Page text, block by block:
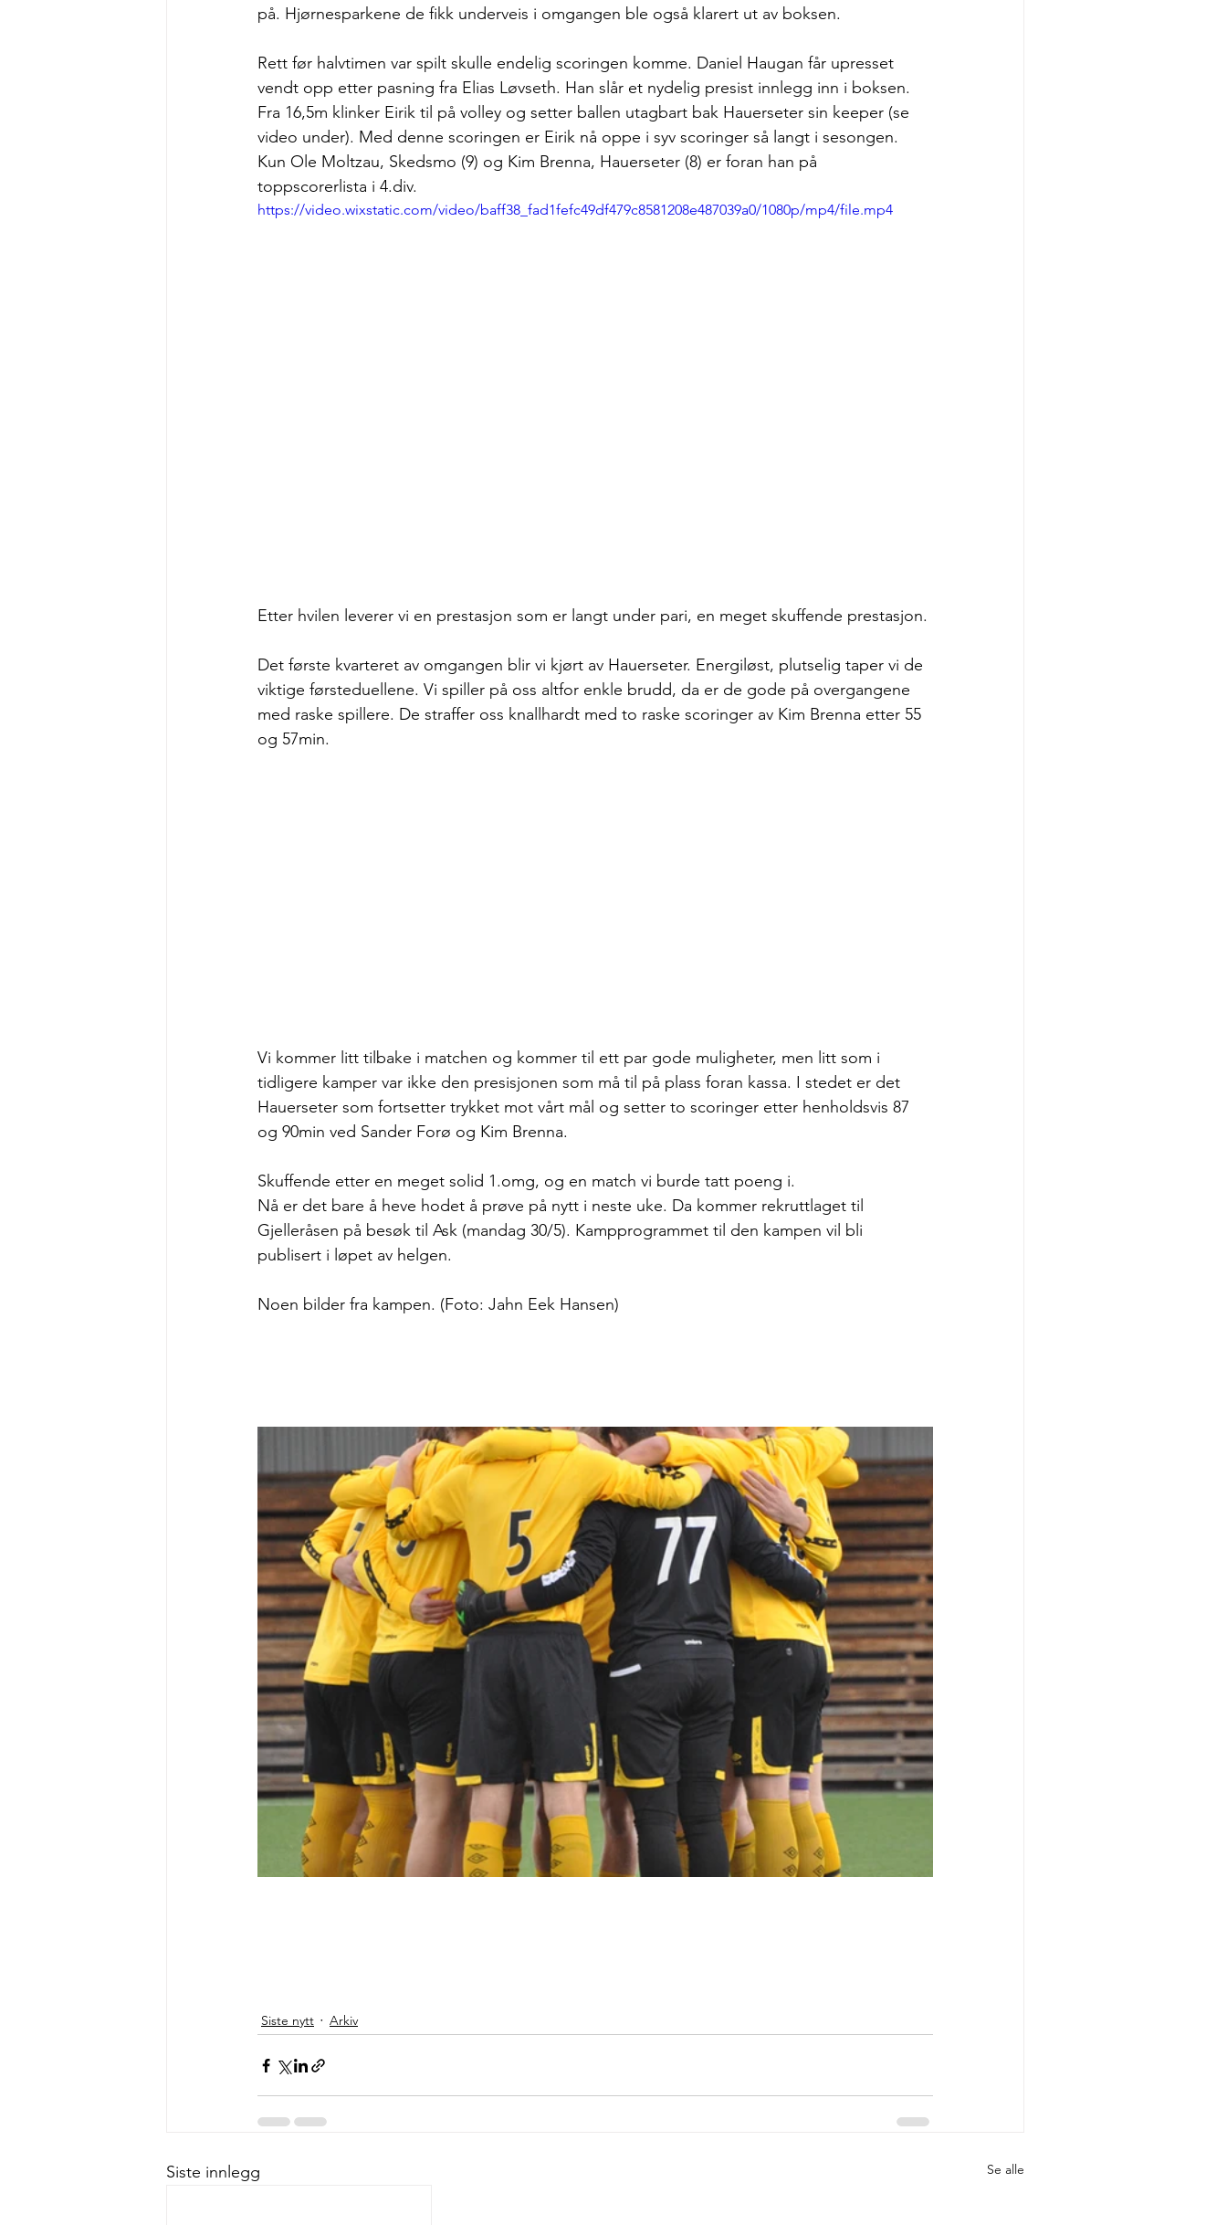
på. Hjørnesparkene de fikk underveis i omgangen ble også klarert ut av boksen.
Rett før halvtimen var spilt skulle endelig scoringen komme. Daniel Haugan får upresset
vendt opp etter pasning fra Elias Løvseth. Han slår et nydelig presist innlegg inn i boksen.
Fra 16,5m klinker Eirik til på volley og setter ballen utagbart bak Hauerseter sin keeper (se
video under). Med denne scoringen er Eirik nå oppe i syv scoringer så langt i sesongen.
Kun Ole Moltzau, Skedsmo (9) og Kim Brenna, Hauerseter (8) er foran han på
toppscorerlista i 4.div.
https://video.wixstatic.com/video/baff38_fad1fefc49df479c8581208e487039a0/1080p/mp4/file.mp4
Etter hvilen leverer vi en prestasjon som er langt under pari, en meget skuffende prestasjon.
Det første kvarteret av omgangen blir vi kjørt av Hauerseter. Energiløst, plutselig taper vi de
viktige førsteduellene. Vi spiller på oss altfor enkle brudd, da er de gode på overgangene
med raske spillere. De straffer oss knallhardt med to raske scoringer av Kim Brenna etter 55
og 57min.
Vi kommer litt tilbake i matchen og kommer til ett par gode muligheter, men litt som i
tidligere kamper var ikke den presisjonen som må til på plass foran kassa. I stedet er det
Hauerseter som fortsetter trykket mot vårt mål og setter to scoringer etter henholdsvis 87
og 90min ved Sander Forø og Kim Brenna.
Skuffende etter en meget solid 1.omg, og en match vi burde tatt poeng i.
Nå er det bare å heve hodet å prøve på nytt i neste uke. Da kommer rekruttlaget til
Gjelleråsen på besøk til Ask (mandag 30/5). Kampprogrammet til den kampen vil bli
publisert i løpet av helgen.
Noen bilder fra kampen. (Foto: Jahn Eek Hansen)
Siste nytt Arkiv
Siste innlegg Se alle